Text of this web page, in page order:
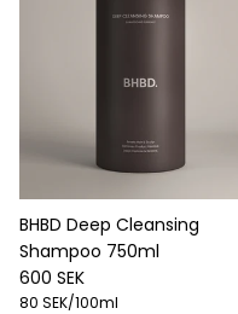
BHBD Deep Cleansing
Shampoo 750ml
Ordinarie pris
600 SEK
Enhetspris
80 SEK/100ml